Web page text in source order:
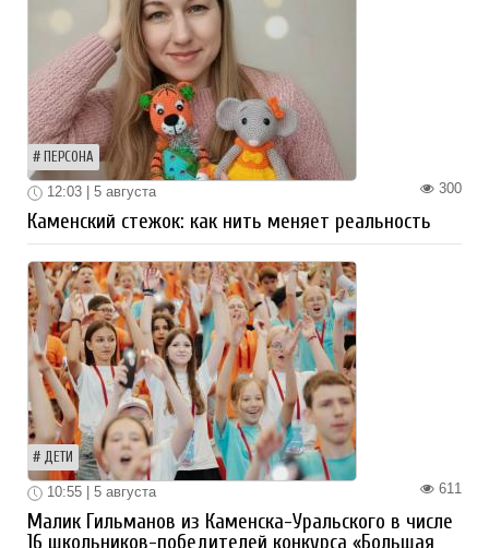
ПЕРСОНА
300
12:03 | 5 августа
Каменский стежок: как нить меняет реальность
ДЕТИ
611
10:55 | 5 августа
Малик Гильманов из Каменска-Уральского в числе
16 школьников-победителей конкурса «Большая